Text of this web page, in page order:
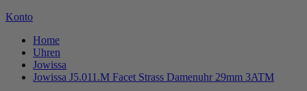
Konto
Home
Uhren
Jowissa
Jowissa J5.011.M Facet Strass Damenuhr 29mm 3ATM